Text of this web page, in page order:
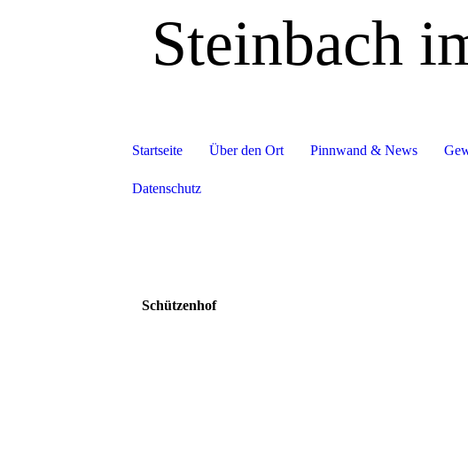
Steinbach
Startseite Über den Ort Pinnwand & News
Datenschutz
Schützenhof